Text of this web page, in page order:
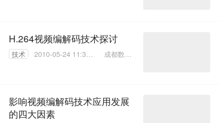
H.264视频编解码技术探讨
技术
2010-05-24 11:36:
成都数视
影响视频编解码技术应用发展
的四大因素